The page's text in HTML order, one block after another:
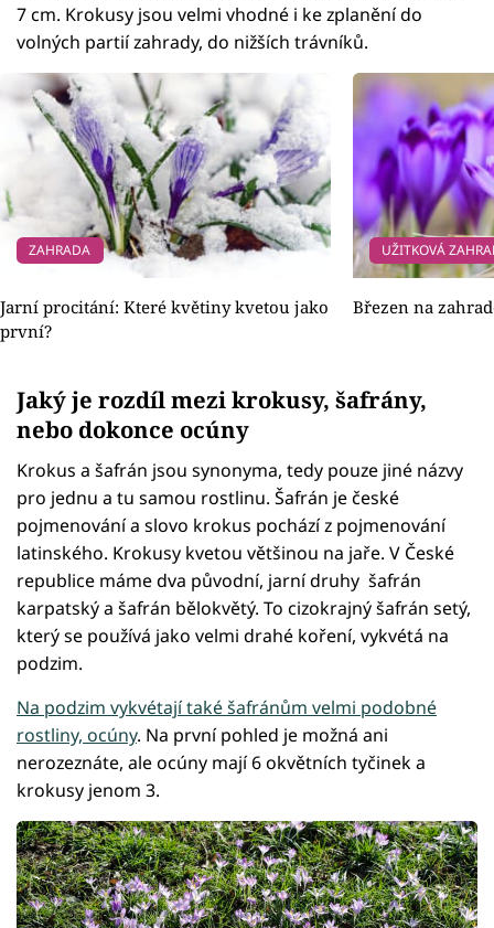
7 cm. Krokusy jsou velmi vhodné i ke zplanění do
volných partií zahrady, do nižších trávníků.
ZAHRADA
Jarní procitání: Které květiny kvetou jako
první?
UŽITKOVÁ
Březen na
Jaký je rozdíl mezi krokusy, šafrány,
nebo dokonce ocúny
Krokus a šafrán jsou synonyma, tedy pouze jiné názvy
pro jednu a tu samou rostlinu. Šafrán je české
pojmenování a slovo krokus pochází z pojmenování
latinského. Krokusy kvetou většinou na jaře. V České
republice máme dva původní, jarní druhy šafrán
karpatský a šafrán bělokvětý. To cizokrajný šafrán setý,
který se používá jako velmi drahé koření, vykvétá na
podzim.
Na podzim vykvétají také šafránům velmi podobné
rostliny, ocúny. Na první pohled je možná ani
nerozeznáte, ale ocúny mají 6 okvětních tyčinek a
krokusy jenom 3.